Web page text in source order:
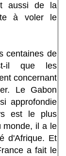
aussi de la
à voler le
centaines de
il que les
concernant
Le Gabon
approfondie
est le plus
monde, il a le
d'Afrique. Et
a fait le